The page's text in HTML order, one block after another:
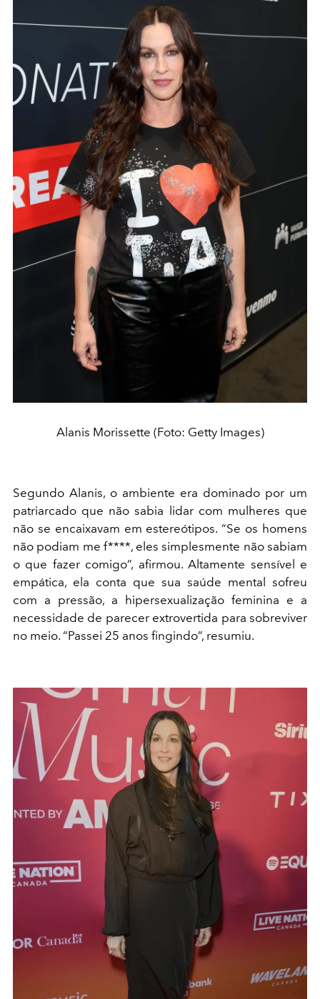
Alanis Morissette (Foto: Getty Images)
Segundo Alanis, o ambiente era dominado por um
patriarcado que não sabia lidar com mulheres que
não se encaixavam em estereótipos. “Se os homens
não podiam me f****, eles simplesmente não sabiam
o que fazer comigo”, afirmou. Altamente sensível e
empática, ela conta que sua saúde mental sofreu
com a pressão, a hipersexualização feminina e a
necessidade de parecer extrovertida para sobreviver
no meio. “Passei 25 anos fingindo”, resumiu.